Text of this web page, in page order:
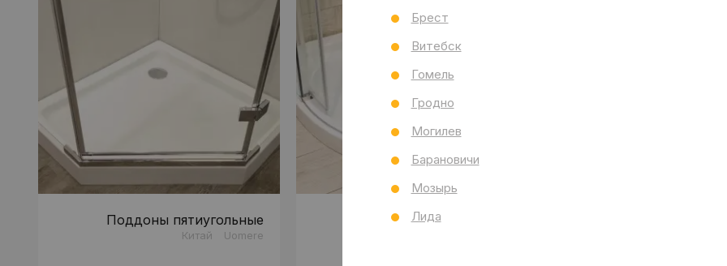
Поддоны пятиугольные
Китай Uomere
Поддоны скругленные
Брест
Витебск
Гомель
Гродно
Могилев
Барановичи
Мозырь
Лида